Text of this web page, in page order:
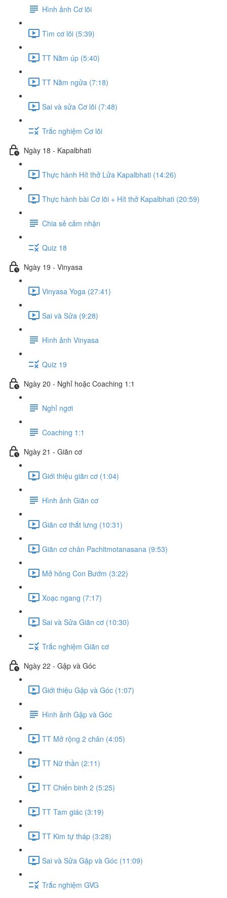
Hình ảnh Cơ lõi
Tìm cơ lõi (5:39)
TT Nằm úp (5:40)
TT Nằm ngửa (7:18)
Sai và sửa Cơ lõi (7:48)
Trắc nghiệm Cơ lõi
Ngày 18 - Kapalbhati
Thực hành Hít thở Lửa Kapalbhati (14:26)
Thực hành bài Cơ lõi + Hít thở Kapalbhati (20:59)
Chia sẻ cảm nhận
Quiz 18
Ngày 19 - Vinyasa
Vinyasa Yoga (27:41)
Sai và Sửa (9:28)
Hình ảnh Vinyasa
Quiz 19
Ngày 20 - Nghỉ hoặc Coaching 1:1
Nghỉ ngơi
Coaching 1:1
Ngày 21 - Giãn cơ
Giới thiệu giãn cơ (1:04)
Hình ảnh Giãn cơ
Giãn cơ thắt lưng (10:31)
Giãn cơ chân Pachitmotanasana (9:53)
Mở hông Con Bướm (3:22)
Xoạc ngang (7:17)
Sai và Sửa Giãn cơ (10:30)
Trắc nghiệm Giãn cơ
Ngày 22 - Gập và Góc
Giới thiệu Gập và Góc (1:07)
Hình ảnh Gập và Góc
TT Mở rộng 2 chân (4:05)
TT Nữ thần (2:11)
TT Chiến binh 2 (5:25)
TT Tam giác (3:19)
TT Kim tự tháp (3:28)
Sai và Sửa Gập và Góc (11:09)
Trắc nghiệm GVG